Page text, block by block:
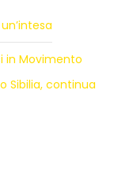
in Movimento
Sibilia, continua